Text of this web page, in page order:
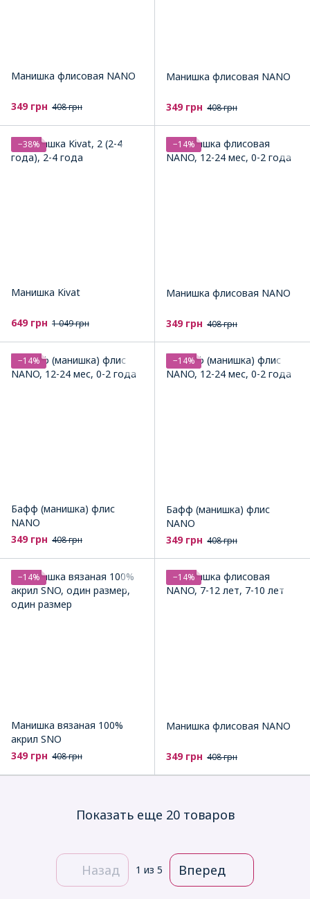
Манишка флисовая NANO
349 грн 408 грн
Манишка флисовая NANO
349 грн 408 грн
−38%
Манишка Kivat
649 грн 1 049 грн
−14%
Манишка флисовая NANO
349 грн 408 грн
−14%
Бафф (манишка) флис
NANO
349 грн 408 грн
−14%
Бафф (манишка) флис
NANO
349 грн 408 грн
−14%
Манишка вязаная 100%
акрил SNO
349 грн 408 грн
−14%
Манишка флисовая NANO
349 грн 408 грн
Показать еще 20 товаров
Назад 1 из 5 Вперед